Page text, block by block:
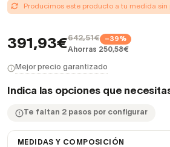
Producimos este producto a tu medida
391,93€642,51€ −39%
Ahorras 250,58€
Mejor precio garantizado
Indica las opciones que
Te faltan 2 pasos por configurar
MEDIDAS Y COMPOSICIÓN